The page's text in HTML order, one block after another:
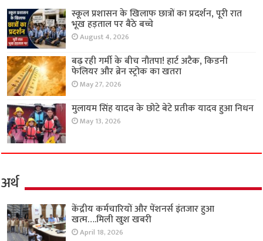
स्कूल प्रशासन के खिलाफ छात्रों का प्रदर्शन, पूरी रात
भूख हड़ताल पर बैठे बच्चे
August 4, 2026
बढ़ रही गर्मी के बीच नौतपा! हार्ट अटैक, किडनी
फेलियर और ब्रेन स्ट्रोक का खतरा
May 27, 2026
मुलायम सिंह यादव के छोटे बेटे प्रतीक यादव हुआ निधन
May 13, 2026
अर्थ
केंद्रीय कर्मचारियों और पेंशनर्स इंतजार हुआ
खत्म….मिली खुश खबरी
April 18, 2026